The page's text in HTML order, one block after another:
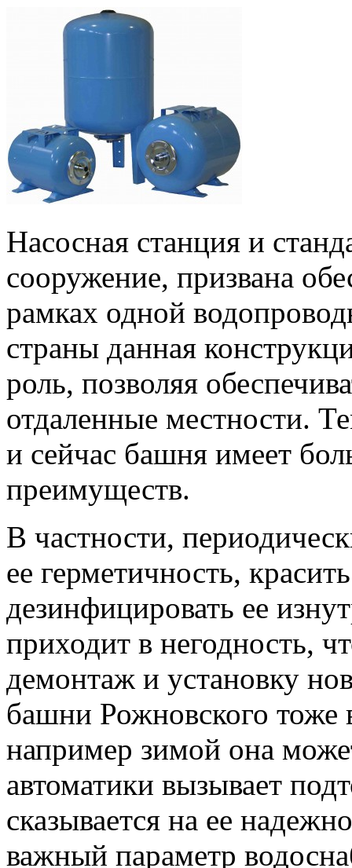
Насосная станция и
сооружение, призвана
рамках одной
страны данная
роль, позволяя
отдаленные местности.
и сейчас башня имеет
преимуществ.
В частности,
ее герметичность,
дезинфицировать ее
приходит в негодность,
демонтаж и установку
башни Рожновского тоже
например зимой она
автоматики вызывает
сказывается на ее
важный параметр